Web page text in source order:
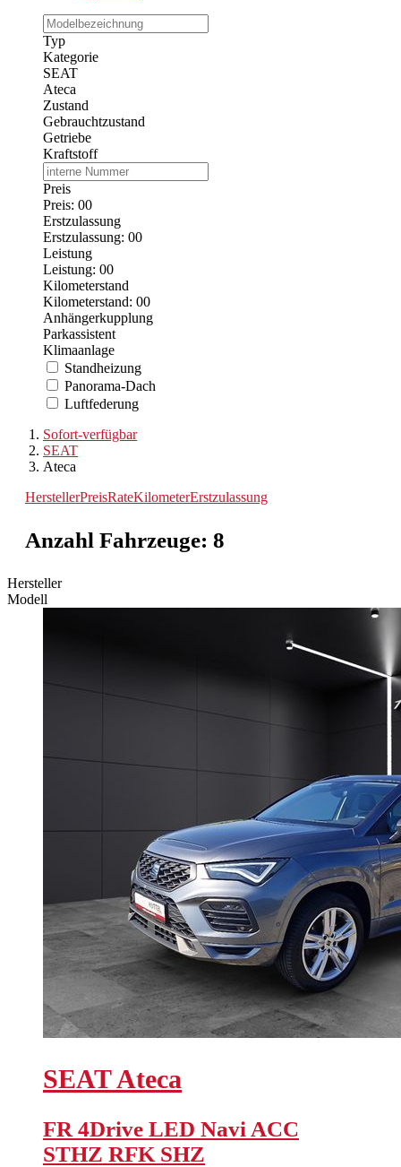
Typ
Kategorie
SEAT
Ateca
Zustand
Gebrauchtzustand
Getriebe
Kraftstoff
Preis
Preis: 00
Erstzulassung
Erstzulassung: 00
Leistung
Leistung: 00
Kilometerstand
Kilometerstand: 00
Anhängerkupplung
Parkassistent
Klimaanlage
Standheizung
Panorama-Dach
Luftfederung
Sofort-verfügbar
SEAT
Ateca
HerstellerPreisRateKilometerErstzulassung
Anzahl Fahrzeuge: 8
Hersteller
Modell
SEATAteca
FR 4Drive LED Navi ACC
STHZ RFK SHZ